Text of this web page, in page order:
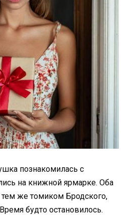
познакомилась с
на книжной ярмарке. Оба
тем же томиком Бродского,
будто остановилось.